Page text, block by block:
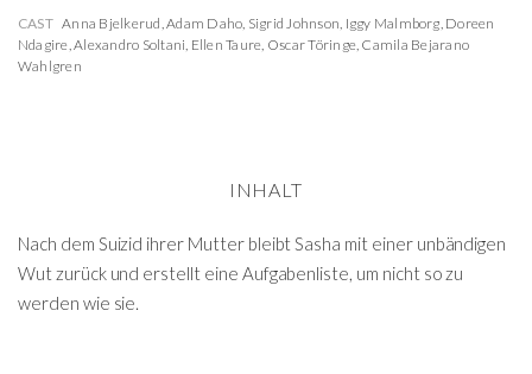
CAST Anna Bjelkerud,Adam Daho, Sigrid Johnson, Iggy Malmborg, Doreen
Ndagire,Alexandro Soltani, Ellen Taure, Oscar Töringe, Camila Bejarano
Wahlgren
INHALT
Nach dem Suizid ihrer Mutter bleibt Sasha mit einer unbändigen
Wut zurück und erstellt eine Aufgabenliste, um nicht so zu
werden wie sie.